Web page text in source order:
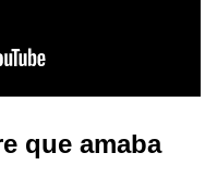
que amaba